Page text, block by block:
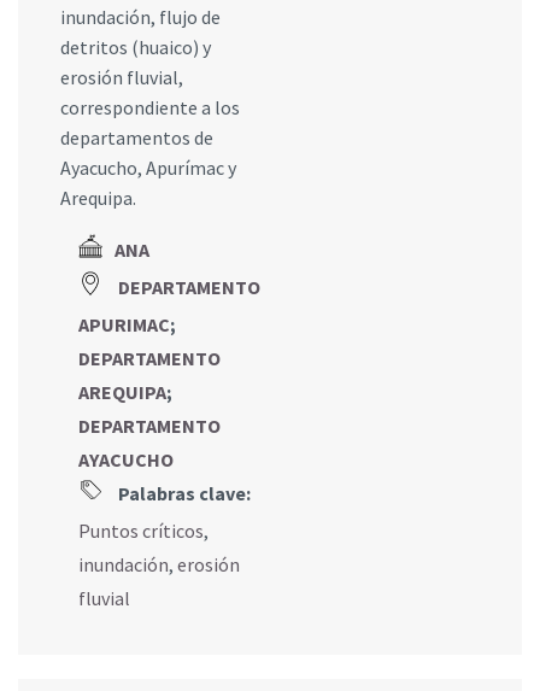
inundación, flujo de
detritos (huaico) y
erosión fluvial,
correspondiente a los
departamentos de
Ayacucho, Apurímac y
Arequipa.
ANA
DEPARTAMENTO
APURIMAC;
DEPARTAMENTO
AREQUIPA;
DEPARTAMENTO
AYACUCHO
Palabras clave:
Puntos críticos,
inundación, erosión
fluvial